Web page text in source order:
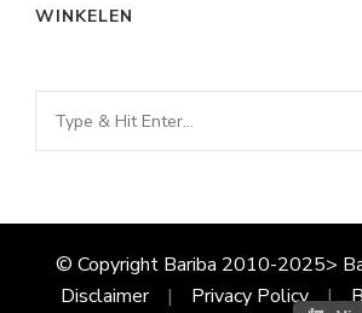
WINKELEN
Looking
for
© Copyright Bariba 2010-2025>
Disclaimer
Privacy Policy